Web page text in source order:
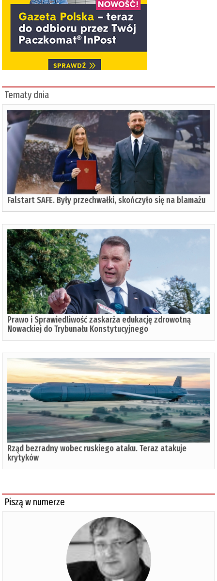
Tematy dnia
Falstart SAFE. Były przechwałki, skończyło się na blamażu
Prawo i Sprawiedliwość zaskarża edukację zdrowotną
Nowackiej do Trybunału Konstytucyjnego
Rząd bezradny wobec ruskiego ataku. Teraz atakuje
krytyków
Piszą w numerze